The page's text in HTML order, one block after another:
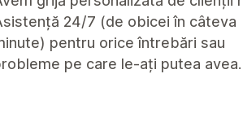
24/7 (de obicei în câteva
pentru orice întrebări sau
pe care le-ați putea avea.